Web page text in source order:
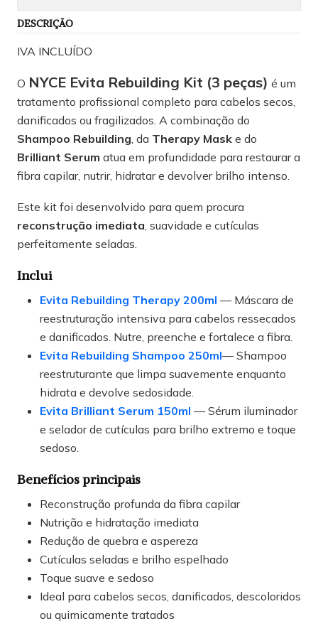
DESCRIÇÃO
IVA INCLUÍDO
O NYCE Evita Rebuilding Kit (3 peças) é um
tratamento profissional completo para cabelos secos,
danificados ou fragilizados. A combinação do
Shampoo Rebuilding, da Therapy Mask e do
Brilliant Serum atua em profundidade para restaurar a
fibra capilar, nutrir, hidratar e devolver brilho intenso.
Este kit foi desenvolvido para quem procura
reconstrução imediata, suavidade e cutículas
perfeitamente seladas.
Inclui
Evita Rebuilding Therapy 200ml — Máscara de
reestruturação intensiva para cabelos ressecados
e danificados. Nutre, preenche e fortalece a fibra.
Evita Rebuilding Shampoo 250ml— Shampoo
reestruturante que limpa suavemente enquanto
hidrata e devolve sedosidade.
Evita Brilliant Serum 150ml — Sérum iluminador
e selador de cutículas para brilho extremo e toque
sedoso.
Benefícios principais
Reconstrução profunda da fibra capilar
Nutrição e hidratação imediata
Redução de quebra e aspereza
Cutículas seladas e brilho espelhado
Toque suave e sedoso
Ideal para cabelos secos, danificados, descoloridos
ou quimicamente tratados